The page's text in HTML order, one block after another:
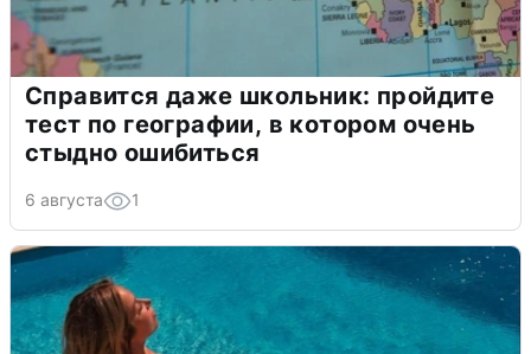
Справится даже школьник: пройдите
тест по географии, в котором очень
стыдно ошибиться
6 августа 1